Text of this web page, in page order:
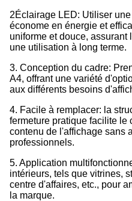
2Éclairage LED: Utiliser
économe en énergie et
uniforme et douce,
une utilisation à long terme.
3. Conception du cadre:
A4, offrant une variété
aux différents besoins
4. Facile à remplacer: la
fermeture pratique facilite le
contenu de l'affichage sans
professionnels.
5. Application
intérieurs, tels que vitrines,
centre d'affaires, etc., pour
la marque.